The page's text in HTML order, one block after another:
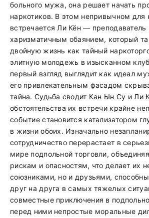
больного мужа, она решает начать
наркотиков. В этом непривычном для
встречается Ли Кён — преподаватель
харизматичным обаянием, который
двойную жизнь как тайный
элитную молодежь в изысканном
первый взгляд выглядит как идеал
его привлекательным фасадом
тайна. Судьба сводит Кан Ын Су и Ли
обстоятельства их встречи крайне
событие становится катализатором
в жизни обоих. Изначально
сотрудничество перерастает в
мире подпольной торговли,
рискам и опасностям, что делает их
союзниками, но и друзьями,
друг на друга в самых тяжелых
совместные приключения в
перед ними непростые моральные